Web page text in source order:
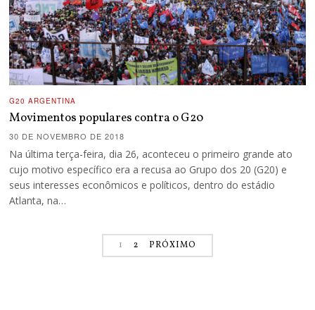
G20 ARGENTINA
Movimentos populares contra o G20
30 DE NOVEMBRO DE 2018
Na última terça-feira, dia 26, aconteceu o primeiro grande ato
cujo motivo específico era a recusa ao Grupo dos 20 (G20) e
seus interesses econômicos e políticos, dentro do estádio
Atlanta, na…
1 2 PRÓXIMO